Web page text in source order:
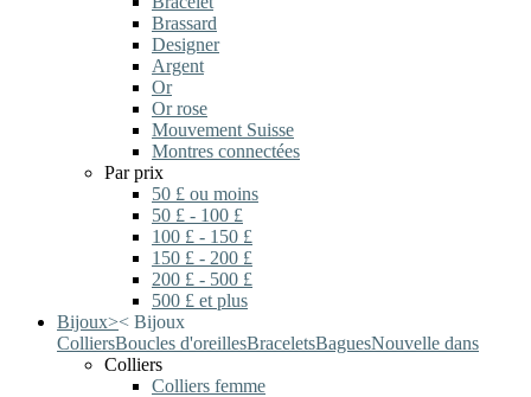
Brassard
Designer
Argent
Or
Or rose
Mouvement Suisse
Montres connectées
Par prix
50 £ ou moins
50 £ - 100 £
100 £ - 150 £
150 £ - 200 £
200 £ - 500 £
500 £ et plus
Bijoux>< Bijoux
ColliersBoucles d'oreillesBraceletsBaguesNouvelle dans
Colliers
Colliers femme